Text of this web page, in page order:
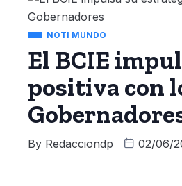
NOTI MUNDO
El BCIE
positiva con
By Redacciondp 02/06/